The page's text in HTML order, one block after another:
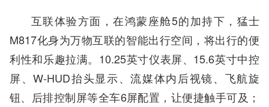
互联体验方面，在鸿蒙座舱5的加持下，猛士
M817化身为万物互联的智能出行空间，将出行的便
利性和乐趣拉满。10.25英寸仪表屏、15.6英寸中控
屏、W-HUD抬头显示、流媒体内后视镜、飞航旋
钮、后排控制屏等全车6屏配置，让便捷触手可及；